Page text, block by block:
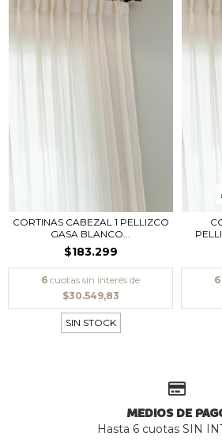
CORTINAS CABEZAL 1 PELLIZCO
GASA BLANCO...
$183.299
6 cuotas sin interés de
$30.549,83
SIN STOCK
6
MEDIOS DE
Hasta 6 cuotas SIN